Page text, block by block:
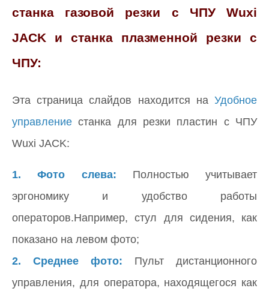
станка газовой резки с ЧПУ Wuxi
JACK и станка плазменной резки с
ЧПУ:
Эта страница слайдов находится на Удобное
управлениестанка для резки пластин с ЧПУ
Wuxi JACK:
1. Фото слева: Полностью учитывает
эргономику и удобство работы
операторов.Например, стул для сидения, как
показано на левом фото;
2.
Среднее фото: Пульт дистанционного
управления, для оператора, находящегося как